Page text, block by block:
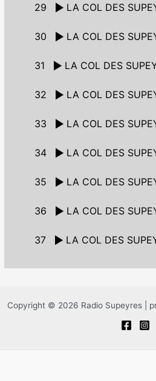
29 LA COL DES
30 LA COL DES
31 LA COL DES
32 LA COL DES
33 LA COL DES
34 LA COL DES
35 LA COL DES
36 LA COL DES
37 LA COL DES
Copyright © 2026 Radio Supeyres |